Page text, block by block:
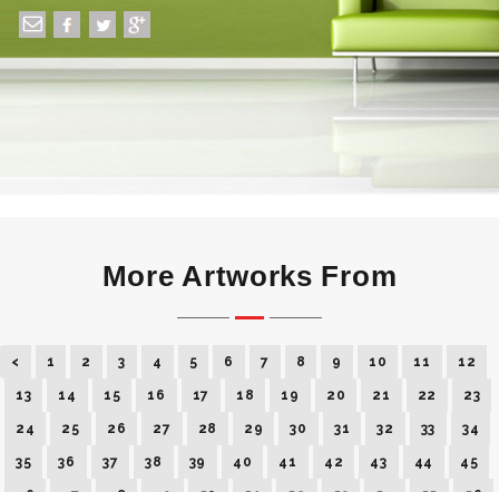
More Artworks From
< 1 2 3 4 5 6 7 8 9 10 11 12
13 14 15 16 17 18 19 20 21 22 23
24 25 26 27 28 29 30 31 32 33 34
35 36 37 38 39 40 41 42 43 44 45